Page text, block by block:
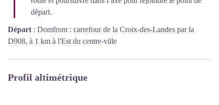
départ.
Départ : Domfront : carrefour de la Croix-des-Landes par la
D908, à 1 km à l'Est du centre-ville
Profil altimétrique